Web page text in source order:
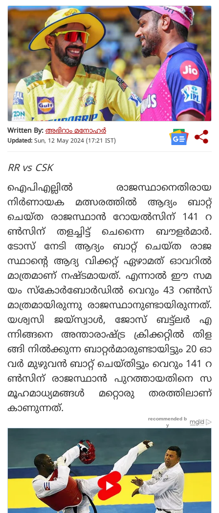
Written By: അഭിറാം മനോഹർ
Updated: Sun, 12 May 2024 (17:21 IST)
RR vs CSK
ഐപിഎല്ലില്‍ രാജസ്ഥാനെതിരായ
നിര്‍ണായക മത്സരത്തില്‍ ആദ്യം ബാറ്റ്
ചെയ്ത രാജസ്ഥാന്‍ റോയല്‍സിന് 141 റ
ണ്‍സിന് തളച്ചിട്ട് ചെന്നൈ ബൗളര്‍മാര്‍.
ടോസ് നേടി ആദ്യം ബാറ്റ് ചെയ്ത രാജ
സ്ഥാന്റെ ആദ്യ വിക്കറ്റ് ഏഴാമത് ഓവറില്‍
മാത്രമാണ് നഷ്ടമായത്. എന്നാല്‍ ഈ സമ
യം സ്‌കോര്‍ബോര്‍ഡില്‍ വെറും 43 റണ്‍സ്
മാത്രമായിരുന്നു രാജസ്ഥാനുണ്ടായിരുന്നത്.
യശ്വസി ജയ്‌സ്വാള്‍, ജോസ് ബട്ട്ലര്‍ എ
ന്നിങ്ങനെ അന്താരാഷ്ട്ര ക്രിക്കറ്റില്‍ തിള
ങ്ങി നില്‍ക്കുന്ന ബാറ്റര്‍മാരുണ്ടായിട്ടും 20 ഓ
വര്‍ മുഴുവന്‍ ബാറ്റ് ചെയ്തിട്ടും വെറും 141 റ
ണ്‍സിന് രാജസ്ഥാന്‍ പുറത്തായതിനെ സ
മൂഹമാധ്യമങ്ങള്‍ മറ്റൊരു തരത്തിലാണ്
കാണുന്നത്.